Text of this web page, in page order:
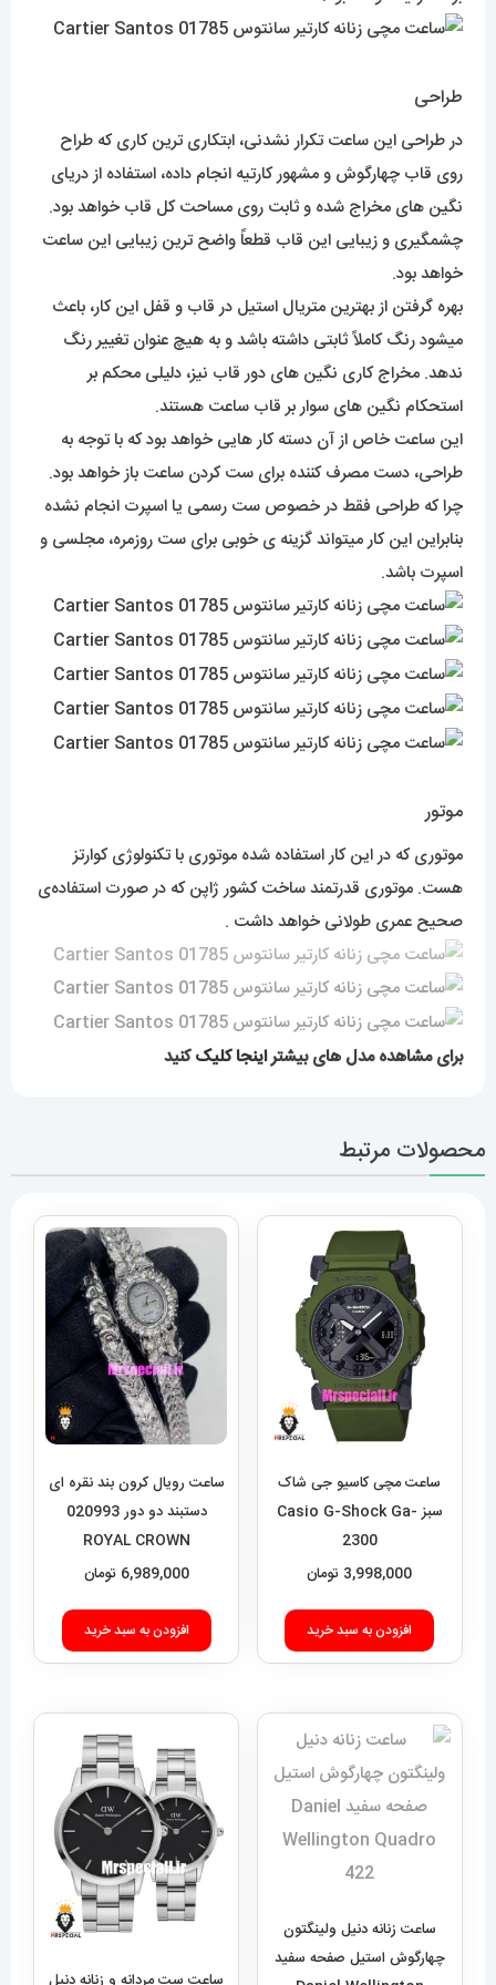
طراحی
در طراحی این ساعت تکرار نشدنی، ابتکاری ترین کاری که طراح
روی قاب چهارگوش و مشهور کارتیه انجام داده، استفاده از دریای
نگین های مخراج شده و ثابت روی مساحت کل قاب خواهد بود.
چشمگیری و زیبایی این قاب قطعاً واضح ترین زیبایی این ساعت
خواهد بود.
بهره گرفتن از بهترین متریال استیل در قاب و قفل این کار، باعث
میشود رنگ کاملاً ثابتی داشته باشد و به هیچ عنوان تغییر رنگ
ندهد. مخراج کاری نگین های دور قاب نیز، دلیلی محکم بر
استحکام نگین های سوار بر قاب ساعت هستند.
این ساعت خاص از آن دسته کار هایی خواهد بود که با توجه به
طراحی، دست مصرف کننده برای ست کردن ساعت باز خواهد بود.
چرا که طراحی فقط در خصوص ست رسمی یا اسپرت انجام نشده
بنابراین این کار میتواند گزینه ی خوبی برای ست روزمره، مجلسی و
اسپرت باشد.
موتور
موتوری که در این کار استفاده شده موتوری با تکنولوژی کوارتز
هست. موتوری قدرتمند ساخت کشور ژاپن که در صورت استفاده‌ی
صحیح عمری طولانی خواهد داشت .
برای مشاهده مدل های بیشتراینجا کلیککنید
محصولات مرتبط
ساعت مچی کاسیو جی شاک
سبز Casio G-Shock Ga-
2300
3,998,000 تومان
افزودن به سبد خرید
ساعت رویال کرون بند نقره ای
دستبند دو دور 020993
ROYAL CROWN
6,989,000 تومان
افزودن به سبد خرید
ساعت زنانه دنیل ولینگتون
چهارگوش استیل صفحه سفید